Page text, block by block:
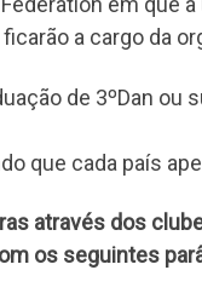
a cargo da
de 3ºDan
que cada país
através dos
os seguintes